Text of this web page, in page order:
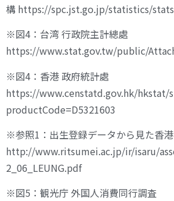
構 https://spc.jst.go.jp/statistics/
※図4：台湾 行政院主計總處
https://www.stat.gov.tw/public/
※図4：香港 政府統計處
https://www.censtatd.gov.hk/hkstat/
productCode=D5321603
※参照1：出生登録データから見た香
http://www.ritsumei.ac.jp/ir/isaru/
2_06_LEUNG.pdf
※図5：観光庁 外国人消費同行調査